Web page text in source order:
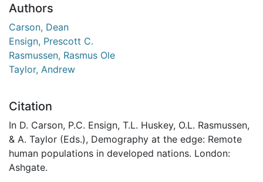
Authors
Carson, Dean
Ensign, Prescott C.
Rasmussen, Rasmus Ole
Taylor, Andrew
Citation
In D. Carson, P.C. Ensign, T.L. Huskey, O.L. Rasmussen,
& A. Taylor (Eds.), Demography at the edge: Remote
human populations in developed nations. London:
Ashgate.